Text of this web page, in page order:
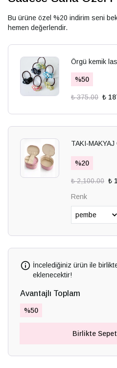
Bu ürüne özel %20 indirim seni
hemen değerlendir.
Örgü kemik
%50
₺ 375.00 ₺
TAKI-MAKYAJ
%20
₺ 2,100.00 ₺
Renk
İncelediğiniz ürün ile
eklenecektir!
Avantajlı Toplam
%50
Birlikte